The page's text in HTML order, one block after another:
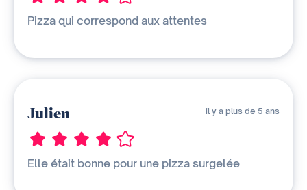
Pizza qui correspond aux attentes
Julien il y a plus de 5 ans
Elle était bonne pour une pizza surgelée